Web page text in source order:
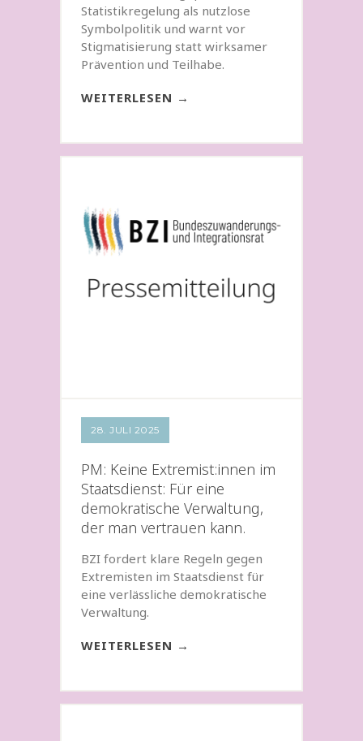
Statistikregelung als nutzlose
Symbolpolitik und warnt vor
Stigmatisierung statt wirksamer
Prävention und Teilhabe.
WEITERLESEN →
28. JULI 2025
PM: Keine Extremist:innen im
Staatsdienst: Für eine
demokratische Verwaltung,
der man vertrauen kann.
BZI fordert klare Regeln gegen
Extremisten im Staatsdienst für
eine verlässliche demokratische
Verwaltung.
WEITERLESEN →